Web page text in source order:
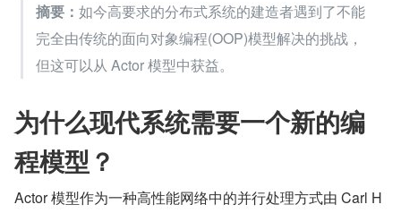
摘要： 如今高要求的分布式系统的建造者遇到了不能
完全由传统的面向对象编程(OOP)模型解决的挑战，
但这可以从 Actor 模型中获益。
为什么现代系统需要一个新的编
程模型？
Actor 模型作为一种高性能网络中的并行处理方式由 Carl H